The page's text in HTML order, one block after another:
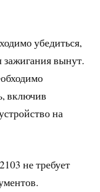
убедиться,
вынут.
включив
на
не требует